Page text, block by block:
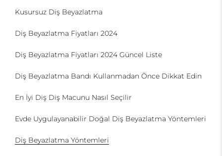
Kusursuz Diş Beyazlatma
Diş Beyazlatma Fiyatları 2024
Diş Beyazlatma Fiyatları 2024 Güncel Liste
Diş Beyazlatma Bandı Kullanmadan Önce Dikkat Edin
En İyi Diş Diş Macunu Nasıl Seçilir
Evde Uygulayanabilir Doğal Diş Beyazlatma Yöntemleri
Diş Beyazlatma Yöntemleri